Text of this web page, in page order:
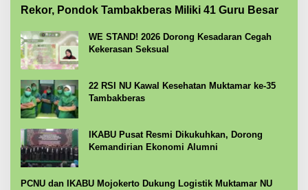
Rekor, Pondok Tambakberas Miliki 41 Guru Besar
WE STAND! 2026 Dorong Kesadaran Cegah
Kekerasan Seksual
22 RSI NU Kawal Kesehatan Muktamar ke-35
Tambakberas
IKABU Pusat Resmi Dikukuhkan, Dorong
Kemandirian Ekonomi Alumni
PCNU dan IKABU Mojokerto Dukung Logistik Muktamar NU